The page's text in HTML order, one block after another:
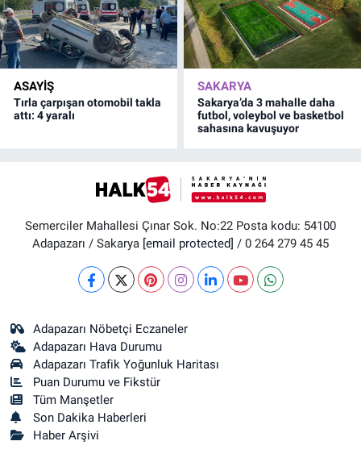
ASAYİŞ
Tırla çarpışan otomobil takla
attı: 4 yaralı
SAKARYA
Sakarya’da 3 mahalle daha
futbol, voleybol ve basketbol
sahasına kavuşuyor
Semerciler Mahallesi Çınar Sok. No:22 Posta kodu: 54100
Adapazarı / Sakarya [email protected] / 0 264 279 45 45
Adapazarı Nöbetçi Eczaneler
Adapazarı Hava Durumu
Adapazarı Trafik Yoğunluk Haritası
Puan Durumu ve Fikstür
Tüm Manşetler
Son Dakika Haberleri
Haber Arşivi